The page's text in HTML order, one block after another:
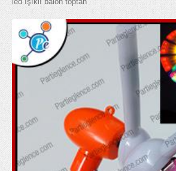
glow kolye
glow taç
MASKELER & KOSTÜMLER
Kostümler
Maskeler
Şapkalar
HEDİYELİK ÜRÜNLER